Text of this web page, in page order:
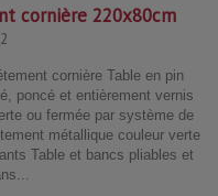
cornière 220x80cm
cornière Table en pin
poncé et entièrement vernis
ou fermée par système de
métallique couleur verte
Table et bancs pliables et